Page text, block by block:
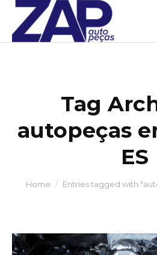
Tag
autopeças
ES
You are here:
Home Entries tagged with